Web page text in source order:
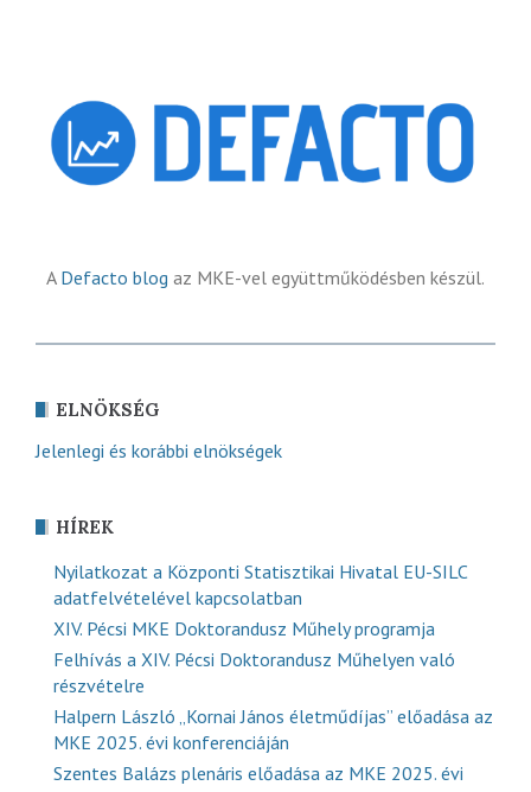
A Defacto blog az MKE-vel együttműködésben készül.
ELNÖKSÉG
Jelenlegi és korábbi elnökségek
HÍREK
Nyilatkozat a Központi Statisztikai Hivatal EU-SILC
adatfelvételével kapcsolatban
XIV. Pécsi MKE Doktorandusz Műhely programja
Felhívás a XIV. Pécsi Doktorandusz Műhelyen való
részvételre
Halpern László „Kornai János életműdíjas” előadása az
MKE 2025. évi konferenciáján
Szentes Balázs plenáris előadása az MKE 2025. évi